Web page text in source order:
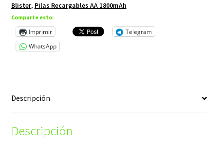
Blister, Pilas Recargables AA 1800mAh
Comparte esto:
Imprimir
Telegram
WhatsApp
Descripción
Descripción